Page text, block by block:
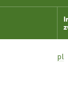
pl